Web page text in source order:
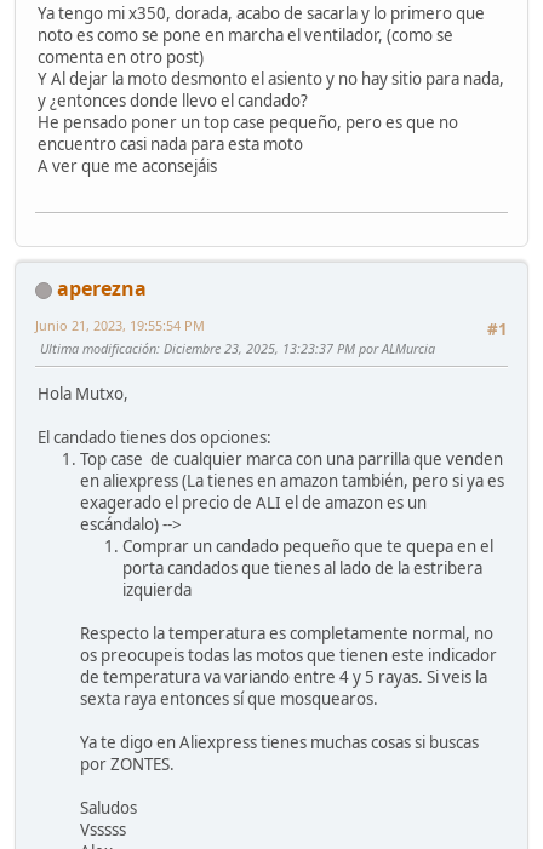
Ya tengo mi x350, dorada, acabo de sacarla y lo primero que
noto es como se pone en marcha el ventilador, (como se
comenta en otro post)
Y Al dejar la moto desmonto el asiento y no hay sitio para nada,
y ¿entonces donde llevo el candado?
He pensado poner un top case pequeño, pero es que no
encuentro casi nada para esta moto
A ver que me aconsejáis
aperezna
#1
Junio 21, 2023, 19:55:54 PM
Ultima modificación: Diciembre 23, 2025, 13:23:37 PM por ALMurcia
Hola Mutxo,
El candado tienes dos opciones:
Top case de cualquier marca con una parrilla que venden
en aliexpress (La tienes en amazon también, pero si ya es
exagerado el precio de ALI el de amazon es un
escándalo) -->
Comprar un candado pequeño que te quepa en el
porta candados que tienes al lado de la estribera
izquierda
Respecto la temperatura es completamente normal, no
os preocupeis todas las motos que tienen este indicador
de temperatura va variando entre 4 y 5 rayas. Si veis la
sexta raya entonces sí que mosquearos.
Ya te digo en Aliexpress tienes muchas cosas si buscas
por ZONTES.
Saludos
Vsssss